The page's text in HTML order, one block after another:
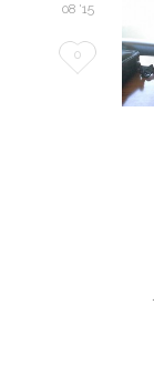
08 '15
Love
0